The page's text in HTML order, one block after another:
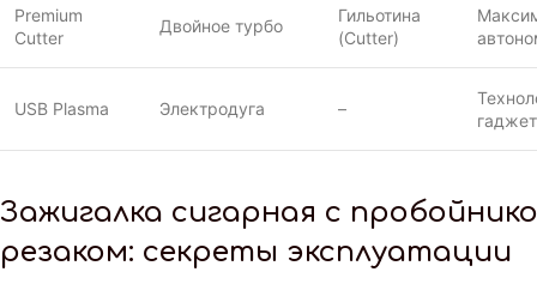
Premium
Cutter
Двойное турбо
Гильотина
(Cutter)
USB Plasma Электродуга –
гаджет
Зажигалка сигарная с
резаком: секреты эксплуатации